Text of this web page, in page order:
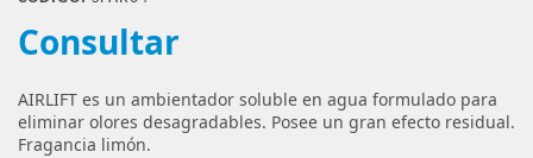
Consultar
AIRLIFT es un ambientador soluble en agua formulado para
eliminar olores desagradables. Posee un gran efecto residual.
Fragancia limón.